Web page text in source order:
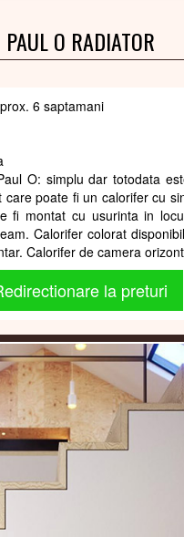
PAUL O RADIATOR
6 saptamani
O: simplu dar totodata
care poate fi un calorifer cu
fi montat cu usurinta in
Calorifer colorat
Calorifer de camera
la preturi